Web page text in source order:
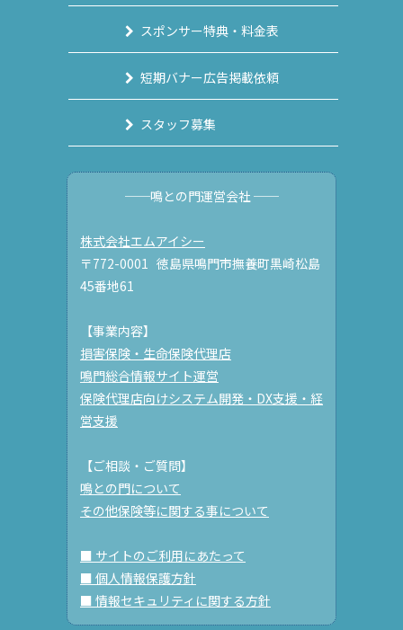
スポンサー特典・料金表
短期バナー広告掲載依頼
スタッフ募集
──鳴との門運営会社 ──
株式会社エムアイシー
〒772-0001 徳島県鳴門市撫養町黒崎松島
45番地61
【事業内容】
損害保険・生命保険代理店
鳴門総合情報サイト運営
保険代理店向けシステム開発・DX支援・経
営支援
【ご相談・ご質問】
鳴との門について
その他保険等に関する事について
■ サイトのご利用にあたって
■ 個人情報保護方針
■ 情報セキュリティに関する方針